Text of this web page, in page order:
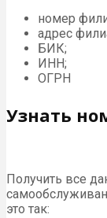
номер
адрес
БИК;
ИНН;
ОГРН
Узнать
Получить все
это так: